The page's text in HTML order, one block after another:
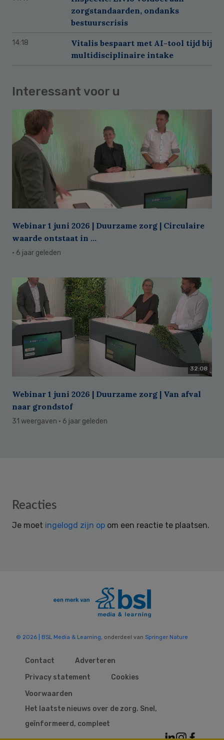
zorgstandaarden, ondanks
bestuurscrisis
14:18
Vitalis bespaart met AI-tool tijd bij
multidisciplinaire intake
Interessant voor u
Webinar 1 juni 2026 | Duurzame zorg | Circulaire
waarde ontstaat in ...
· 6 jaar geleden
32:08
Webinar 1 juni 2026 | Duurzame zorg | Van afval
naar grondstof
31 weergaven · 6 jaar geleden
Reader
Reacties
Je moet ingelogd zijn op om een reactie te plaatsen.
© 2026 | BSL Media & Learning, onderdeel van Springer Nature
Contact
Adverteren
Privacy statement
Cookies
Voorwaarden
Het laatste nieuws over de zorg. Snel,
geïnformeerd, compleet